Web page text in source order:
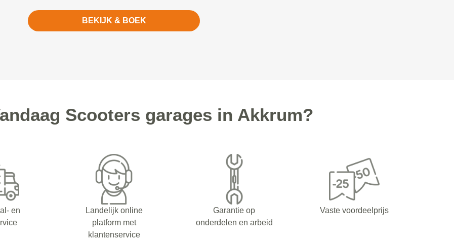
BEKIJK & BOEK
Scooters garages in Akkrum?
en
Landelijk online
platform met
klantenservice
Garantie op
onderdelen en arbeid
Vaste voordeelprijs